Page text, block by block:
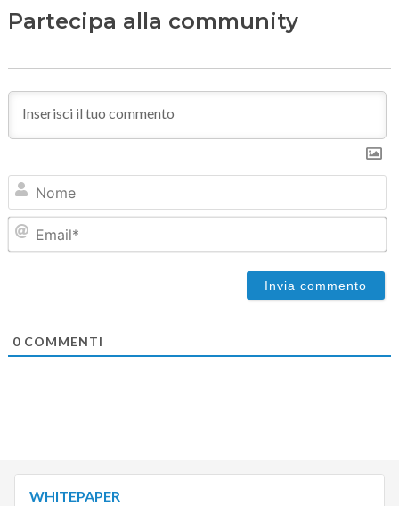
Partecipa alla community
0COMMENTI
WHITEPAPER